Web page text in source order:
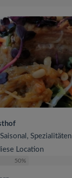
Spezialitäten
Location
50%